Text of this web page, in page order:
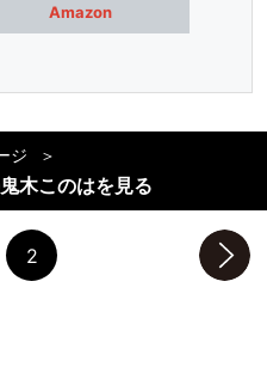
Amazon
ジ
木このはを見る
2